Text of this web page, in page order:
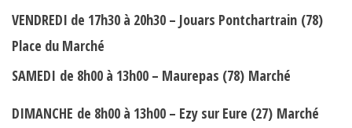
VENDREDI de 17h30 à 20h30 – Jouars Pontchartrain (78)
Place du Marché
SAMEDI de 8h00 à 13h00 – Maurepas (78) Marché
DIMANCHE de 8h00 à 13h00 – Ezy sur Eure (27) Marché